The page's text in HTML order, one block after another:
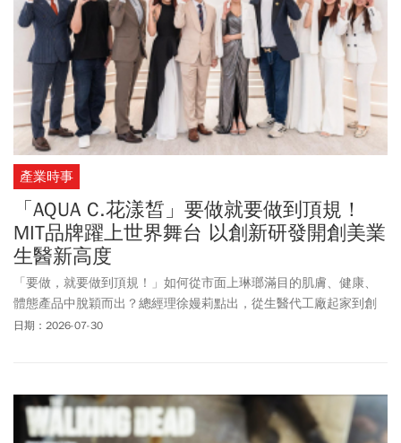
產業時事
「AQUA C.花漾皙」要做就要做到頂規！
MIT品牌躍上世界舞台 以創新研發開創美業
生醫新高度
「要做，就要做到頂規！」如何從市面上琳瑯滿目的肌膚、健康、
體態產品中脫穎而出？總經理徐嫚莉點出，從生醫代工廠起家到創
立自有品牌，榮獲多項國際專利技術背書，與實驗室扎實的技術
日期：2026-07-30